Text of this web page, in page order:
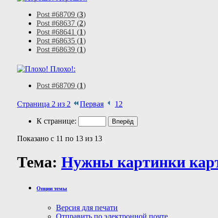
Post #68709 (3)
Post #68637 (2)
Post #68641 (1)
Post #68635 (1)
Post #68639 (1)
Плохо!:
Post #68709 (1)
Страница 2 из 2 Первая 1 2
К странице:
Показано с 11 по 13 из 13
Тема: Нужны картинки
Опции темы
Версия для печати